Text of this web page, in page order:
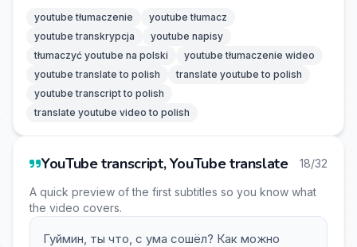
youtube tłumaczenie
youtube tłumacz
youtube transkrypcja
youtube napisy
tłumaczyć youtube na polski
youtube tłumaczenie wideo
youtube translate to polish
translate youtube to polish
youtube transcript to polish
translate youtube video to polish
YouTube transcript, YouTube translate 18/32
A quick preview of the first subtitles so you know what
the video covers.
Гуймин, ты что, с ума сошёл? Как можно